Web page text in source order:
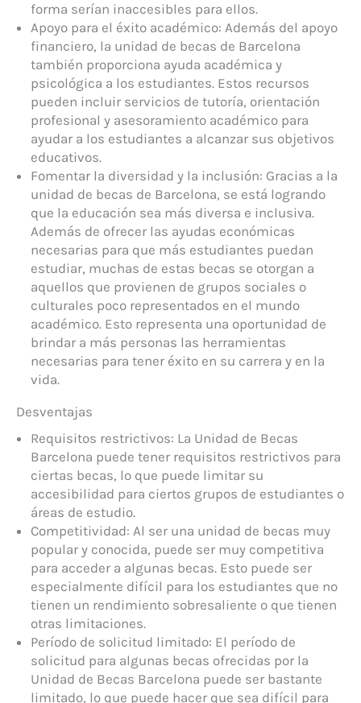
forma serían inaccesibles para ellos.
Apoyo para el éxito académico: Además del apoyo
financiero, la unidad de becas de Barcelona
también proporciona ayuda académica y
psicológica a los estudiantes. Estos recursos
pueden incluir servicios de tutoría, orientación
profesional y asesoramiento académico para
ayudar a los estudiantes a alcanzar sus objetivos
educativos.
Fomentar la diversidad y la inclusión: Gracias a la
unidad de becas de Barcelona, se está logrando
que la educación sea más diversa e inclusiva.
Además de ofrecer las ayudas económicas
necesarias para que más estudiantes puedan
estudiar, muchas de estas becas se otorgan a
aquellos que provienen de grupos sociales o
culturales poco representados en el mundo
académico. Esto representa una oportunidad de
brindar a más personas las herramientas
necesarias para tener éxito en su carrera y en la
vida.
Desventajas
Requisitos restrictivos: La Unidad de Becas
Barcelona puede tener requisitos restrictivos para
ciertas becas, lo que puede limitar su
accesibilidad para ciertos grupos de estudiantes o
áreas de estudio.
Competitividad: Al ser una unidad de becas muy
popular y conocida, puede ser muy competitiva
para acceder a algunas becas. Esto puede ser
especialmente difícil para los estudiantes que no
tienen un rendimiento sobresaliente o que tienen
otras limitaciones.
Período de solicitud limitado: El período de
solicitud para algunas becas ofrecidas por la
Unidad de Becas Barcelona puede ser bastante
limitado, lo que puede hacer que sea difícil para